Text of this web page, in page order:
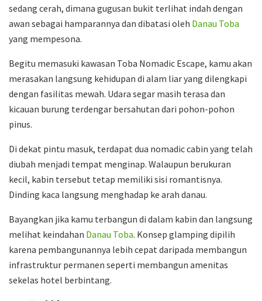
sedang cerah, dimana gugusan bukit terlihat indah dengan
awan sebagai hamparannya dan dibatasi oleh Danau Toba
yang mempesona.
Begitu memasuki kawasan Toba Nomadic Escape, kamu akan
merasakan langsung kehidupan di alam liar yang dilengkapi
dengan fasilitas mewah. Udara segar masih terasa dan
kicauan burung terdengar bersahutan dari pohon-pohon
pinus.
Di dekat pintu masuk, terdapat dua nomadic cabin yang telah
diubah menjadi tempat menginap. Walaupun berukuran
kecil, kabin tersebut tetap memiliki sisi romantisnya.
Dinding kaca langsung menghadap ke arah danau.
Bayangkan jika kamu terbangun di dalam kabin dan langsung
melihat keindahan Danau Toba. Konsep glamping dipilih
karena pembangunannya lebih cepat daripada membangun
infrastruktur permanen seperti membangun amenitas
sekelas hotel berbintang.